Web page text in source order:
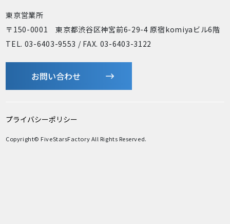
東京営業所
〒150-0001 東京都渋谷区神宮前6-29-4 原宿komiyaビル6階
TEL. 03-6403-9553 / FAX. 03-6403-3122
お問い合わせ
プライバシーポリシー
Copyright© FiveStarsFactory All Rights Reserved.